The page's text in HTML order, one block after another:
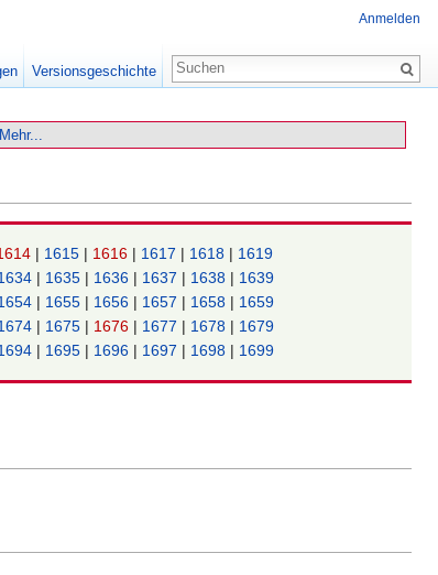
Mehr...
| 1615 | 1616 | 1617 | 1618 | 1619
| 1635 | 1636 | 1637 | 1638 | 1639
| 1655 | 1656 | 1657 | 1658 | 1659
| 1675 | 1676 | 1677 | 1678 | 1679
| 1695 | 1696 | 1697 | 1698 | 1699
Anmelden
Versionsgeschichte